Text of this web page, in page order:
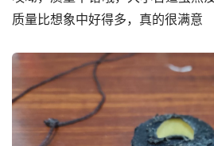
质量比想象中好得多，真的很满意